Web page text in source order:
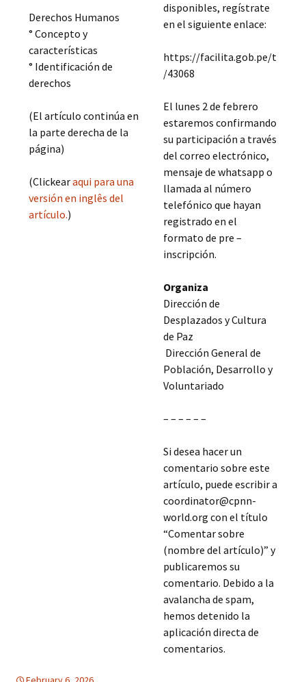
Derechos Humanos
° Concepto y
características
° Identificación de
derechos
(El artículo continúa en
la parte derecha de la
página)
(Clickearaqui para una
versión en inglês del
artículo.)
disponibles, regístrate
en el siguiente enlace:
https://facilita.gob.pe/t
/43068
El lunes 2 de febrero
estaremos confirmando
su participación a través
del correo electrónico,
mensaje de whatsapp o
llamada al número
telefónico que hayan
registrado en el
formato de pre –
inscripción.
Organiza
Dirección de
Desplazados y Cultura
de Paz
Dirección General de
Población, Desarrollo y
Voluntariado
– – – – – –
Si desea hacer un
comentario sobre este
artículo, puede escribir a
coordinator@cpnn-
world.org con el título
“Comentar sobre
(nombre del artículo)” y
publicaremos su
comentario. Debido a la
avalancha de spam,
hemos detenido la
aplicación directa de
comentarios.